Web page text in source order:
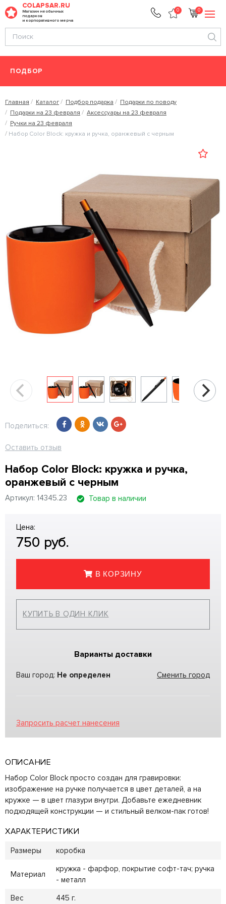
COLAPSAR.RU
Магазин необычных
подарков
и корпоративного мерча
0 0
ПОДБОР
Главная Каталог Подбор подарка
Подарки по поводу
Подарки на 23 февраля
Аксессуары на 23 февраля
Ручки на 23 февраля
Набор Color Block: кружка и ручка, оранжевый с черным
Поделиться:
Оставить отзыв
Набор Color Block: кружка и ручка,
оранжевый с черным
Артикул: 14345.23 Товар в наличии
Цена:
750 руб.
В КОРЗИНУ
КУПИТЬ В ОДИН КЛИК
Варианты доставки
Ваш город: Не определен Сменить город
Запросить расчет нанесения
ОПИСАНИЕ
Набор Color Block просто создан для гравировки:
изображение на ручке получается в цвет деталей, а на
кружке — в цвет глазури внутри. Добавьте ежедневник
подходящей конструкции — и стильный велком-пак готов!
ХАРАКТЕРИСТИКИ
Размеры коробка
Материал
кружка - фарфор, покрытие софт-тач; ручка
- металл
Вес
445 г.